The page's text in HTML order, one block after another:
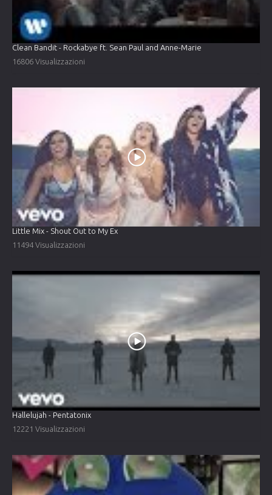
Clean Bandit - Rockabye ft. Sean Paul and Anne-Marie
16806 Visualizzazioni
Little Mix - Shout Out to My Ex
11494 Visualizzazioni
Hallelujah - Pentatonix
12221 Visualizzazioni